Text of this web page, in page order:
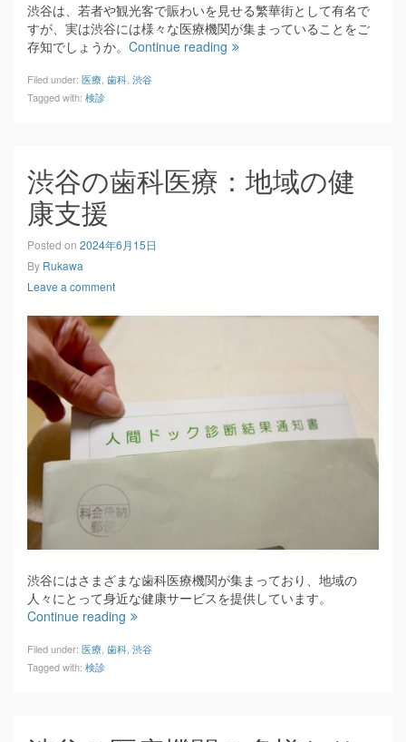
渋谷は、若者や観光客で賑わいを見せる繁華街として有名で
すが、実は渋谷には様々な医療機関が集まっていることをご
存知でしょうか。 Continue reading
Filed under: 医療, 歯科, 渋谷
Tagged with: 検診
渋谷の歯科医療：地域の健
康支援
Posted on 2024年6月15日
By Rukawa
Leave a comment
渋谷にはさまざまな歯科医療機関が集まっており、地域の
人々にとって身近な健康サービスを提供しています。
Continue reading
Filed under: 医療 歯科 渋谷
Tagged with: 検診